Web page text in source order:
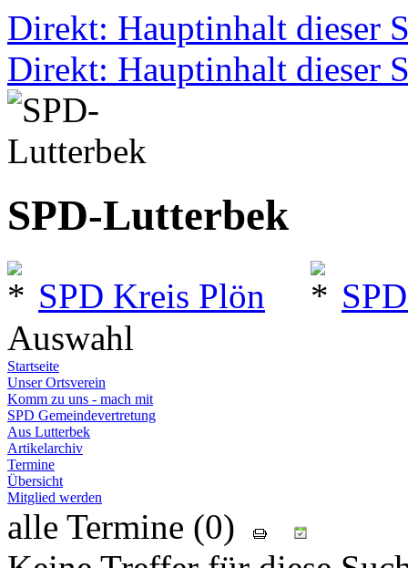
Direkt: Hauptinhalt dieser
Direkt: Hauptinhalt dieser
SPD-Lutterbek
SPD Kreis Plön
Auswahl
Startseite
Unser Ortsverein
Komm zu uns - mach mit
SPD Gemeindevertretung
Aus Lutterbek
Artikelarchiv
Termine
Übersicht
Mitglied werden
alle Termine (0)